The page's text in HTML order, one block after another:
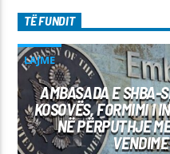
TË FUNDIT
LAJME
AMBASADA E SHBA-
KOSOVËS, FORMIMI I
NË PËRPUTHJE